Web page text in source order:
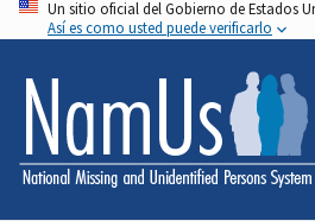
Pasar
al
contenido
principal
Un sitio oficial del Gobierno de Estados
Así es como usted puede verificarlo